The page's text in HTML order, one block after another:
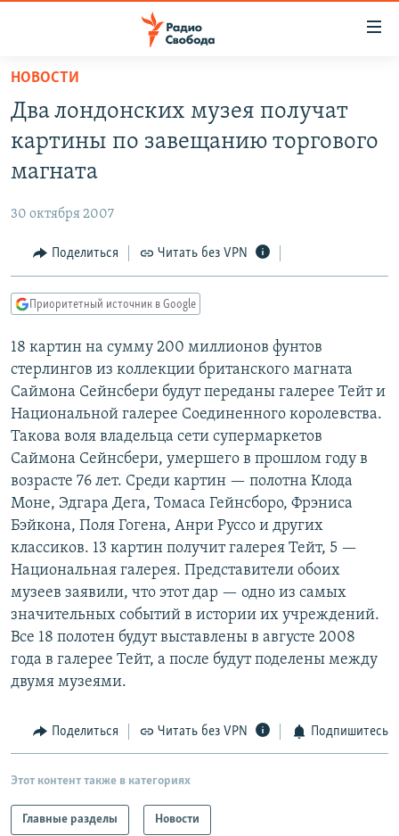
упрощенного
доступа
основному
Вернутся
Вернутся
поиску
ПОДКАСТЫ
АВТОРСКИЕ ПРОЕКТЫ
МНЕНИЯ
КУЛЬТУРА
КАВКАЗ.РЕАЛИИ
СЕВЕР.РЕАЛИИ
СИБИРЬ.РЕАЛИИ
РАСПИСАНИЕ ВЕЩАНИЯ
ПОДПИШИТЕСЬ НА РАССЫЛКУ
СОЦИАЛЬНЫЕ СЕТИ
Все сайты РСЕ/РС
НОВОСТИ
Два лондонских музея получат
картины по завещанию торгового
магната
30 октября 2007
Поделиться Читать без VPN
Приоритетный источник в Google
18 картин на сумму 200 миллионов фунтов
стерлингов из коллекции британского магната
Саймона Сейнсбери будут переданы галерее Тейт и
Национальной галерее Соединенного королевства.
Такова воля владельца сети супермаркетов
Саймона Сейнсбери, умершего в прошлом году в
возрасте 76 лет. Среди картин — полотна Клода
Моне, Эдгара Дега, Томаса Гейнсборо, Фрэниса
Бэйкона, Поля Гогена, Анри Руссо и других
классиков. 13 картин получит галерея Тейт, 5 —
Национальная галерея. Представители обоих
музеев заявили, что этот дар — одно из самых
значительных событий в истории их учреждений.
Все 18 полотен будут выставлены в августе 2008
года в галерее Тейт, а после будут поделены между
двумя музеями.
Поделиться Читать без VPN Подпишитесь
Этот контент также в категориях
Главные разделы Новости